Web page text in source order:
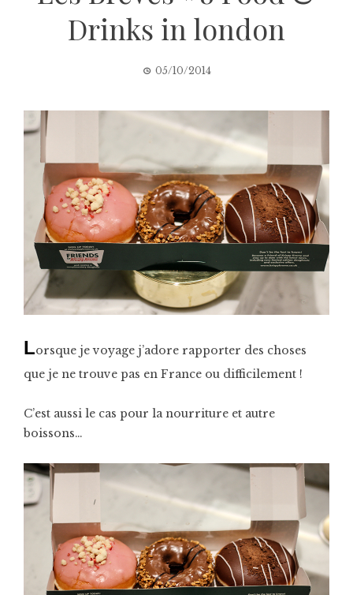
Drinks in london
05/10/2014
Lorsque je voyage j’adore rapporter des choses
que je ne trouve pas en France ou difficilement !
C’est aussi le cas pour la nourriture et autre
boissons…